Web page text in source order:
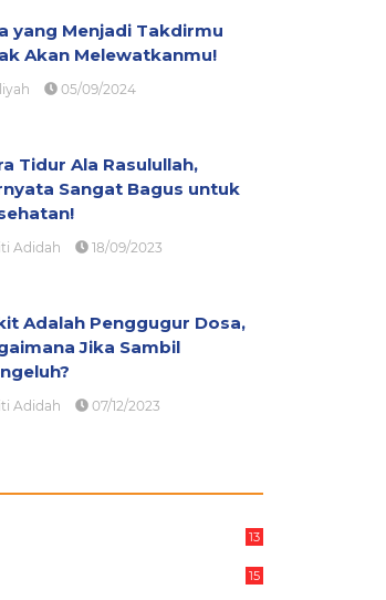
yang Menjadi Takdirmu
Akan Melewatkanmu!
05/09/2024
Tidur Ala Rasulullah,
Sangat Bagus untuk
Adidah 18/09/2023
Adalah Penggugur Dosa,
Jika Sambil
Adidah 07/12/2023
13
15